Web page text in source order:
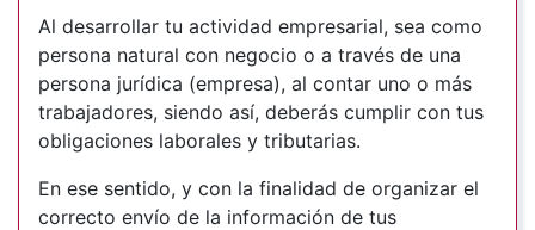
Al desarrollar tu actividad empresarial, sea como
persona natural con negocio o a través de una
persona jurídica (empresa), al contar uno o más
trabajadores, siendo así, deberás cumplir con tus
obligaciones laborales y tributarias.
En ese sentido, y con la finalidad de organizar el
correcto envío de la información de tus